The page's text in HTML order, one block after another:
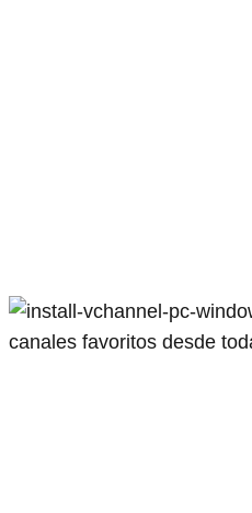
canales favoritos desde